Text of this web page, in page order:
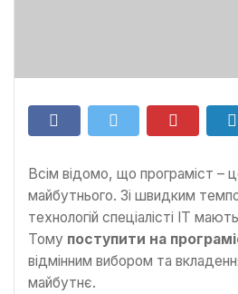
Всім відомо, що програміст –
майбутнього. Зі швидким
технологій спеціалісті ІТ
Тому поступити на
відмінним вибором та
майбутнє.